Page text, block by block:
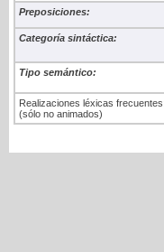
Preposiciones:
Categoría sintáctica:
Tipo semántico:
Realizaciones léxicas frecuentes:
(sólo no animados)